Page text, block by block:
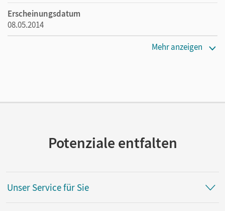
Erscheinungsdatum
08.05.2014
Mehr anzeigen
Potenziale entfalten
Unser Service für Sie